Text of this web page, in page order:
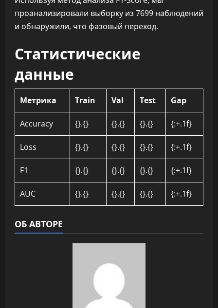
проанализировали выборку из 7699 наблюдений
и обнаружили, что фазовый переход.
Статистические
данные
Метрика Train Val Test Gap
Accuracy {}.{} {}.{} {}.{} {:+.1f}
Loss {}.{} {}.{} {}.{} {:+.1f}
F1 {}.{} {}.{} {}.{} {:+.1f}
AUC {}.{} {}.{} {}.{} {:+.1f}
ОБ АВТОРЕ